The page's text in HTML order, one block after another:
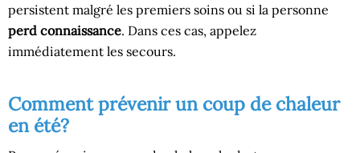
persistent malgré les premiers soins ou si la personne
perd connaissance. Dans ces cas, appelez
immédiatement les secours.
Comment prévenir un coup de chaleur
en été?